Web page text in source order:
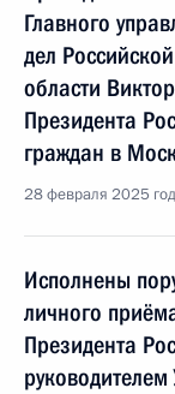
Главного
дел
области
Президента
граждан в
28 февраля 2025
Исполнены
личного
Президента